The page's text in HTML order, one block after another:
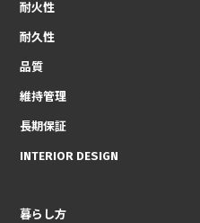
耐火性
耐久性
品質
維持管理
長期保証
INTERIOR DESIGN
暮らし方